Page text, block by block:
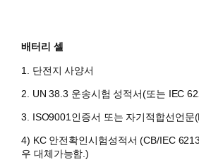
배터리 셀
1. 단전지 사양서
2. UN 38.3 운송시험 성적서(또는 IEC
3. ISO9001인증서 또는 자기적합선언문
​4) KC 안전확인시험성적서 (CB/IEC
우 대체가능함.)